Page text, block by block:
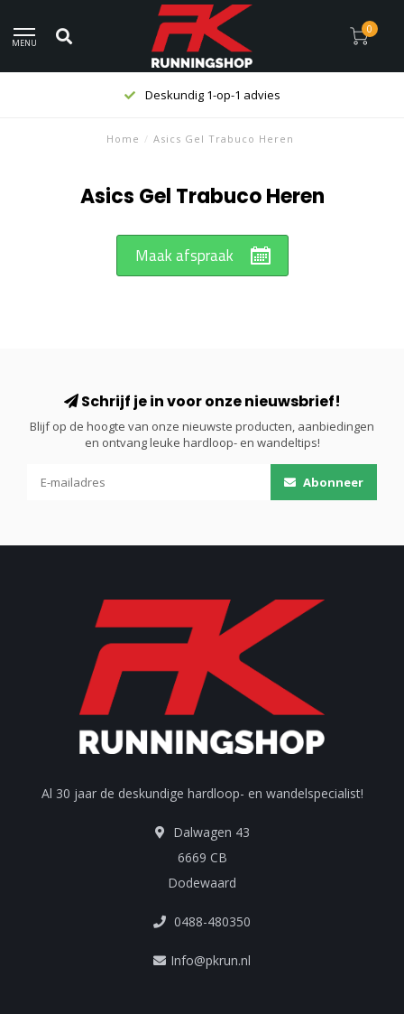
MENU
0
Deskundig 1-op-1 advies
Home / Asics Gel Trabuco Heren
Asics Gel Trabuco Heren
Maak afspraak
Schrijf je in voor onze nieuwsbrief!
Blijf op de hoogte van onze nieuwste producten, aanbiedingen
en ontvang leuke hardloop- en wandeltips!
Abonneer
Al 30 jaar de deskundige hardloop- en wandelspecialist!
Dalwagen 43
6669 CB
Dodewaard
0488-480350
Info@pkrun.nl